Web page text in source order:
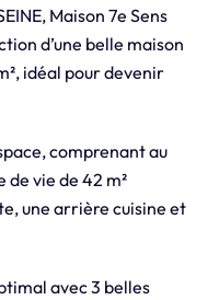
Maison 7e Sens
d’une belle maison
idéal pour devenir
comprenant au
de vie de 42 m²
une arrière cuisine et
avec 3 belles